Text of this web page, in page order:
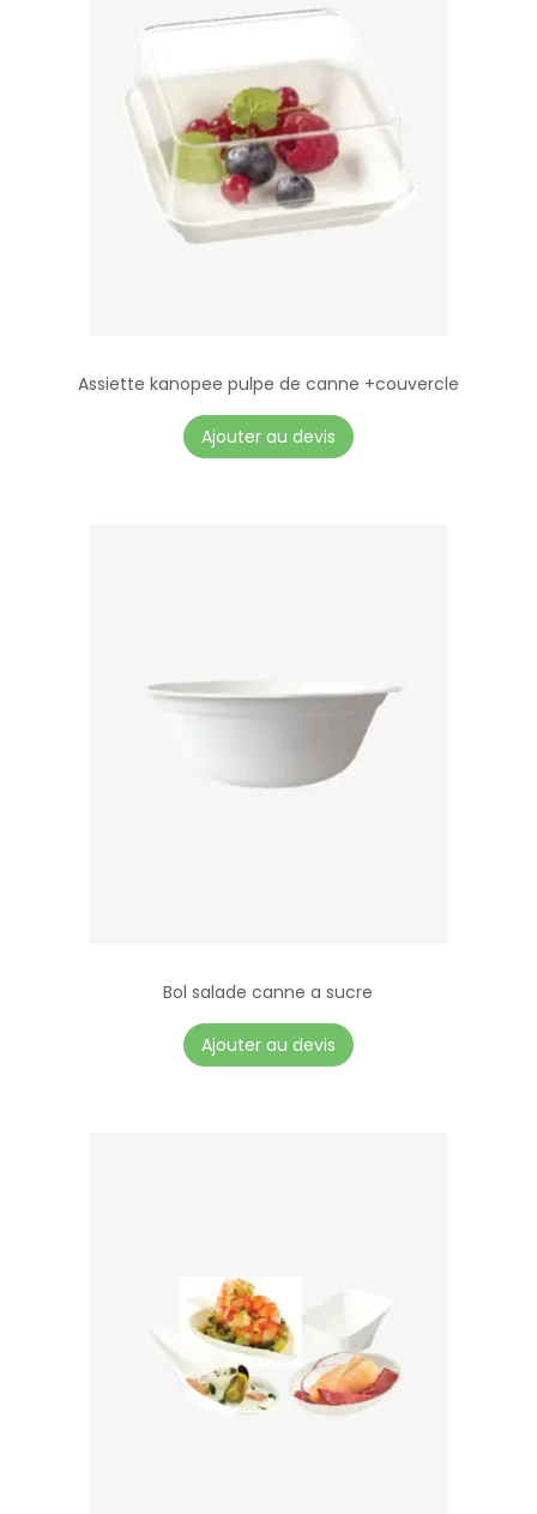
Assiette kanopee pulpe de canne +couvercle
Ajouter au devis
Bol salade canne a sucre
Ajouter au devis